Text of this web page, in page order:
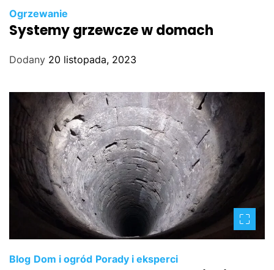
Ogrzewanie
Systemy grzewcze w domach
Dodany 20 listopada, 2023
Blog Dom i ogród Porady i eksperci